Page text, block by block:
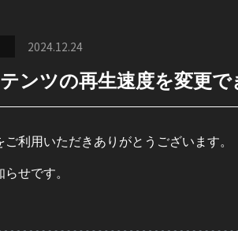
2024.12.24
ンツの再生速度を変更
ご利用いただきありがとうございます。
せです。